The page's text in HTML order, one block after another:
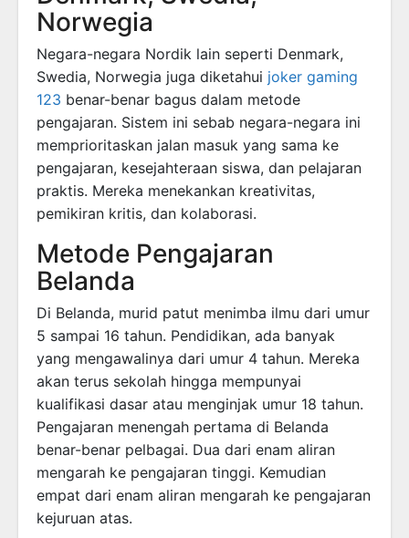
Norwegia
Negara-negara Nordik lain seperti Denmark,
Swedia, Norwegia juga diketahui joker gaming
123 benar-benar bagus dalam metode
pengajaran. Sistem ini sebab negara-negara ini
memprioritaskan jalan masuk yang sama ke
pengajaran, kesejahteraan siswa, dan pelajaran
praktis. Mereka menekankan kreativitas,
pemikiran kritis, dan kolaborasi.
Metode Pengajaran
Belanda
Di Belanda, murid patut menimba ilmu dari umur
5 sampai 16 tahun. Pendidikan, ada banyak
yang mengawalinya dari umur 4 tahun. Mereka
akan terus sekolah hingga mempunyai
kualifikasi dasar atau menginjak umur 18 tahun.
Pengajaran menengah pertama di Belanda
benar-benar pelbagai. Dua dari enam aliran
mengarah ke pengajaran tinggi. Kemudian
empat dari enam aliran mengarah ke pengajaran
kejuruan atas.